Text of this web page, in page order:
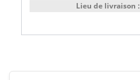
Lieu de livraison :